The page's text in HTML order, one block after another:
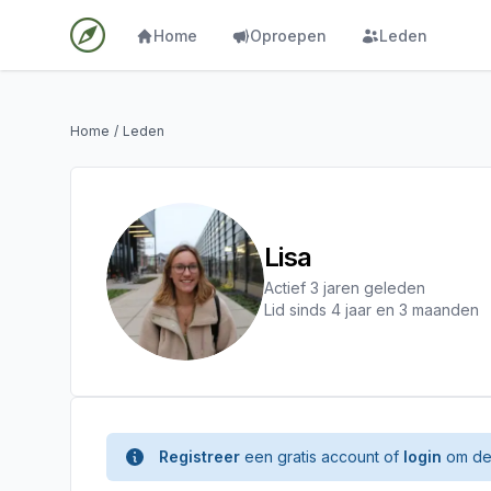
Home Oproepen Leden
Home / Leden
Lisa
Actief 3 jaren geleden
Lid sinds 4 jaar en 3 maanden
Registreer een gratis account of login om